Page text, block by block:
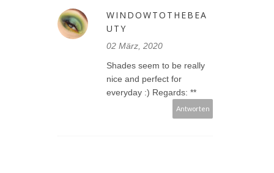
WINDOWTOTHEBEA
UTY
02 März, 2020
Shades seem to be really
nice and perfect for
everyday :) Regards: **
Antworten